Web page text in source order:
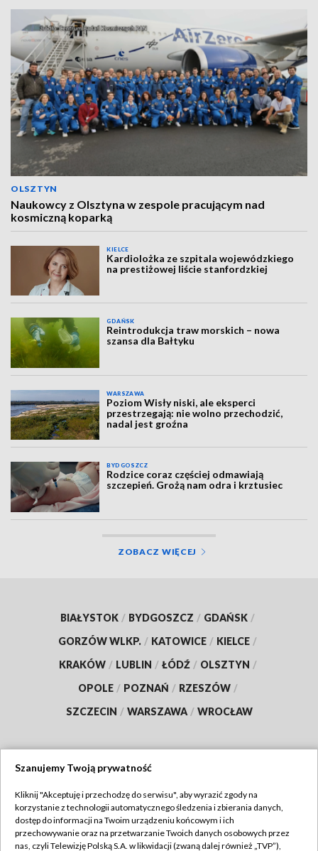
OLSZTYN
Naukowcy z Olsztyna w zespole pracującym nad
kosmiczną koparką
KIELCE
Kardiolożka ze szpitala wojewódzkiego
na prestiżowej liście stanfordzkiej
GDAŃSK
Reintrodukcja traw morskich – nowa
szansa dla Bałtyku
WARSZAWA
Poziom Wisły niski, ale eksperci
przestrzegają: nie wolno przechodzić,
nadal jest groźna
BYDGOSZCZ
Rodzice coraz częściej odmawiają
szczepień. Grożą nam odra i krztusiec
ZOBACZ WIĘCEJ
BIAŁYSTOK / BYDGOSZCZ / GDAŃSK /
GORZÓW WLKP. / KATOWICE / KIELCE /
KRAKÓW / LUBLIN / ŁÓDŹ / OLSZTYN /
OPOLE / POZNAŃ / RZESZÓW /
SZCZECIN / WARSZAWA / WROCŁAW
TVP
Abonament TVP
Regulamin TVP
Szanujemy Twoją prywatność
Kliknij "Akceptuję i przechodzę do serwisu", aby wyrazić zgody na
korzystanie z technologii automatycznego śledzenia i zbierania danych,
dostęp do informacji na Twoim urządzeniu końcowym i ich
przechowywanie oraz na przetwarzanie Twoich danych osobowych przez
nas, czyli Telewizję Polską S.A. w likwidacji (zwaną dalej również „TVP”),